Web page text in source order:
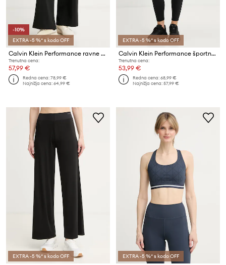
-10%
EXTRA -5 %* s kodo OFF
Calvin Klein Performance ravne hlače ženske
Trenutna cena:
57,99 €
Redna cena:78,99 €
Najnižja cena:64,99 €
EXTRA -5 %* s kodo OFF
Calvin Klein Performance športne pajkice ženske
Trenutna cena:
53,99 €
Redna cena:68,99 €
Najnižja cena:57,99 €
EXTRA -5 %* s kodo OFF EXTRA -5 %* s kodo OFF